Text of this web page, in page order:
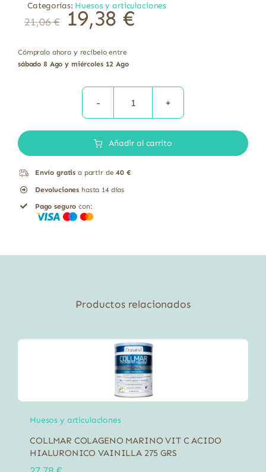
Categorías: Huesos y articulaciones
21,06€ 19,38 €
Cómpralo ahora y recíbelo entre
sábado 8 Ago y miércoles 12 Ago
CITRATO
MAGNESIO
Añadir al carrito
Envío gratis a partir de40 €
Devoluciones hasta 14 días
Pago seguro con:
Productos relacionados
Huesos y articulaciones
COLLMAR COLAGENO MARINO VIT C ACIDO
HIALURONICO VAINILLA 275 GRS